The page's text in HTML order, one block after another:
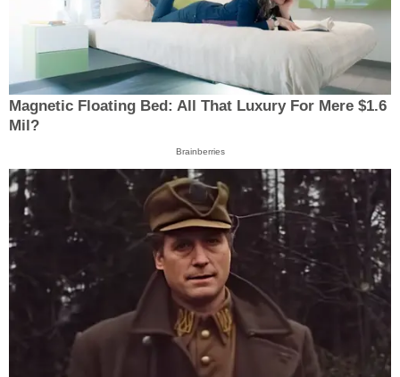
Magnetic Floating Bed: All That Luxury For Mere $1.6
Mil?
Brainberries